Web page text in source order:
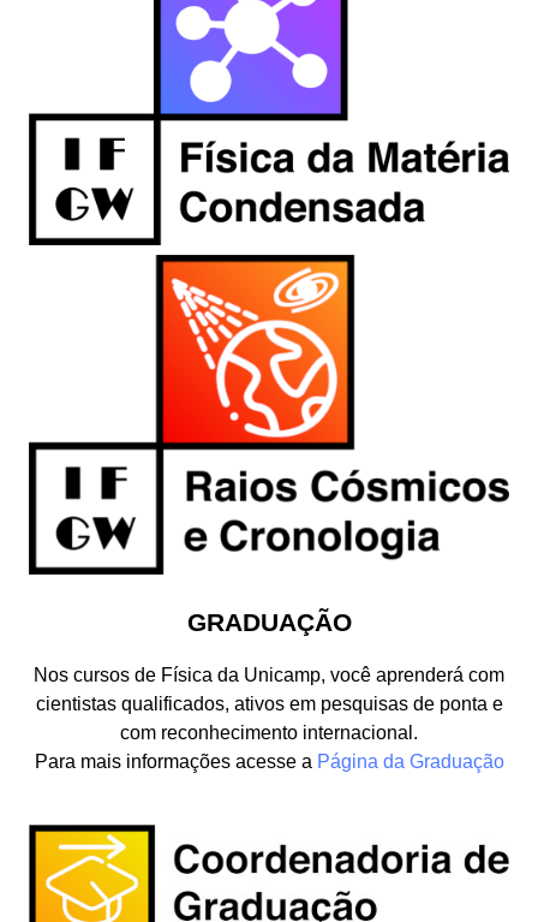
GRADUAÇÃO
Nos cursos de Física da Unicamp, você aprenderá com
cientistas qualificados, ativos em pesquisas de ponta e
com reconhecimento internacional.
Para mais informações acesse a Página da Graduação